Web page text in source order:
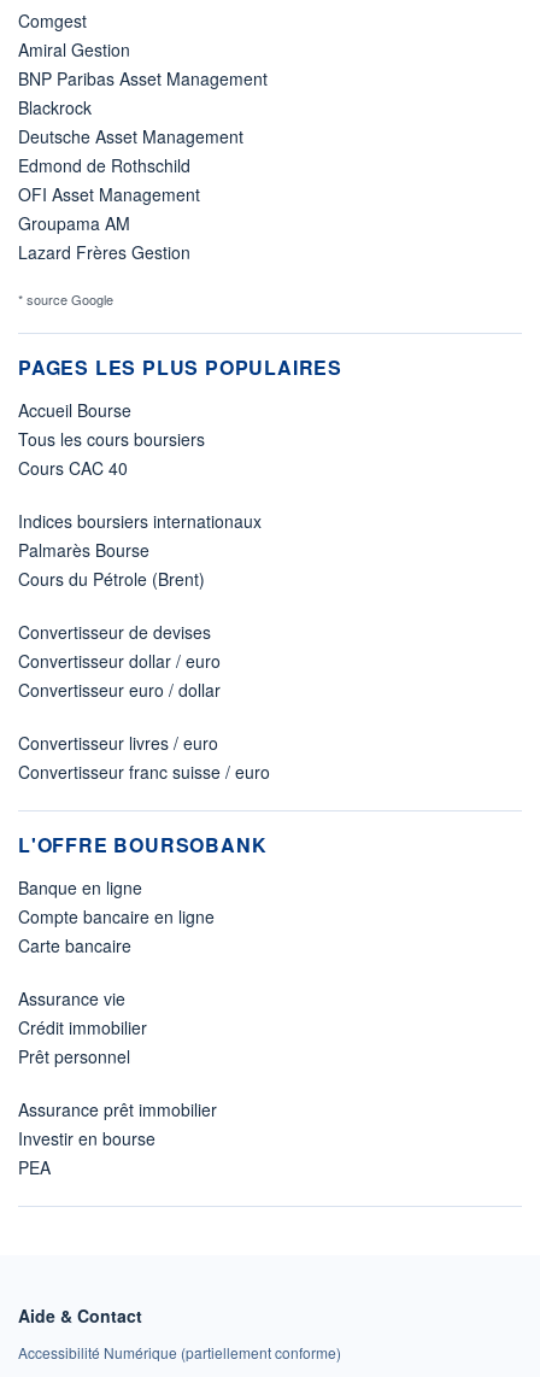
Comgest
Amiral Gestion
BNP Paribas Asset Management
Blackrock
Deutsche Asset Management
Edmond de Rothschild
OFI Asset Management
Groupama AM
Lazard Frères Gestion
* source Google
PAGES LES PLUS POPULAIRES
Accueil Bourse
Tous les cours boursiers
Cours CAC 40
Indices boursiers internationaux
Palmarès Bourse
Cours du Pétrole (Brent)
Convertisseur de devises
Convertisseur dollar / euro
Convertisseur euro / dollar
Convertisseur livres / euro
Convertisseur franc suisse / euro
L'OFFRE BOURSOBANK
Banque en ligne
Compte bancaire en ligne
Carte bancaire
Assurance vie
Crédit immobilier
Prêt personnel
Assurance prêt immobilier
Investir en bourse
PEA
Aide & Contact
Accessibilité Numérique (partiellement conforme)